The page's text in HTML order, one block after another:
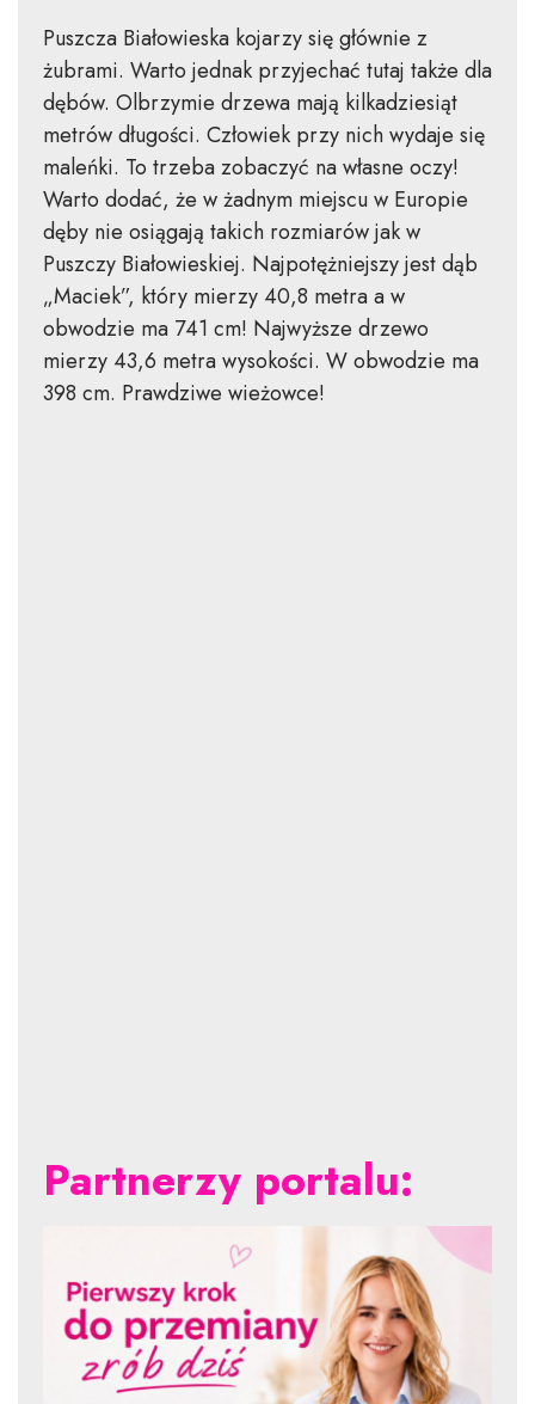
Puszcza Białowieska kojarzy się głównie z
żubrami. Warto jednak przyjechać tutaj także dla
dębów. Olbrzymie drzewa mają kilkadziesiąt
metrów długości. Człowiek przy nich wydaje się
maleńki. To trzeba zobaczyć na własne oczy!
Warto dodać, że w żadnym miejscu w Europie
dęby nie osiągają takich rozmiarów jak w
Puszczy Białowieskiej. Najpotężniejszy jest dąb
„Maciek”, który mierzy 40,8 metra a w
obwodzie ma 741 cm! Najwyższe drzewo
mierzy 43,6 metra wysokości. W obwodzie ma
398 cm. Prawdziwe wieżowce!
Partnerzy portalu: